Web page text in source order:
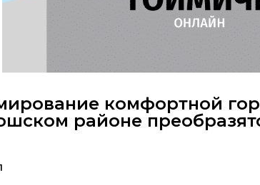
комфортной
районе